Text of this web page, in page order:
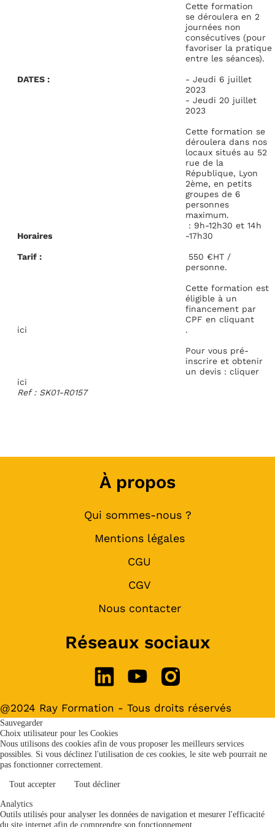
Cette formation
se déroulera en 2
journées non
consécutives (pour
favoriser la pratique
entre les séances).
DATES :
- Jeudi 6 juillet
2023
- Jeudi 20 juillet
2023
Cette formation se
déroulera dans nos
locaux situés au 52
rue de la
République, Lyon
2ème, en petits
groupes de 6
personnes
maximum.
Horaires
: 9h-12h30 et 14h
-17h30
Tarif :
550 €HT /
personne.
Cette formation est
éligible à un
financement par
CPF en cliquant
ici
.
Pour vous pré-
inscrire et obtenir
un devis : cliquer
ici
Ref : SK01-R0157
À propos
Qui sommes-nous ?
Mentions légales
CGU
CGV
Nous contacter
Réseaux sociaux
@2024 Ray Formation - Tous droits réservés
Sauvegarder
Choix utilisateur pour les Cookies
Nous utilisons des cookies afin de vous proposer les meilleurs services
possibles. Si vous déclinez l'utilisation de ces cookies, le site web pourrait ne
pas fonctionner correctement.
Tout accepter Tout décliner
Analytics
Outils utilisés pour analyser les données de navigation et mesurer l'efficacité
du site internet afin de comprendre son fonctionnement.